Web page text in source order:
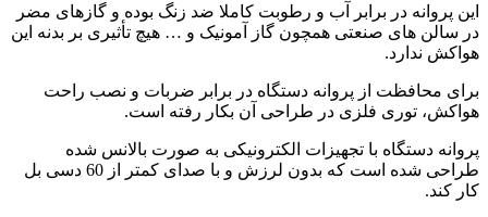
این پروانه در برابر آب و رطوبت کاملا ضد زنگ بوده و گازهای مضر
در سالن های صنعتی همچون گاز آمونیک و … هیچ تأثیری بر بدنه این
هواکش ندارد.
برای محافظت از پروانه دستگاه در برابر ضربات و نصب راحت
هواکش، توری فلزی در طراحی آن بکار رفته است.
پروانه دستگاه با تجهیزات الکترونیکی به صورت بالانس شده
طراحی شده است که بدون لرزش و با صدای کمتر از 60 دسی بل
کار کند.